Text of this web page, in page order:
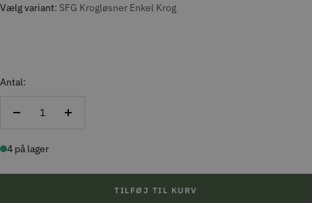
Vælg variant SFG Krogløsner Enkel Krog
Antal:
Reducer
Forøg
4 på lager
TILFØJ TIL KURV